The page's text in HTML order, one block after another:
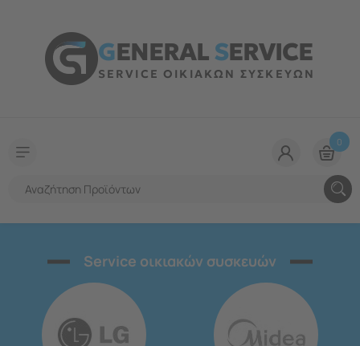
GENERALSERVICE
SERVICE ΟΙΚΙΑΚΩΝ ΣΥΣΚΕΥΩΝ
0
Service οικιακών συσκευών